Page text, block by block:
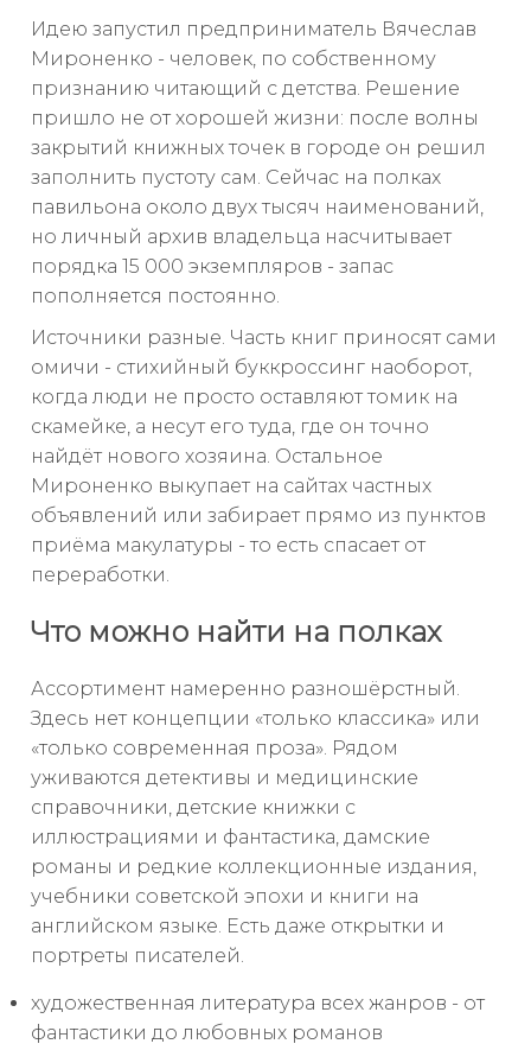
Идею запустил предприниматель Вячеслав
Мироненко - человек, по собственному
признанию читающий с детства. Решение
пришло не от хорошей жизни: после волны
закрытий книжных точек в городе он решил
заполнить пустоту сам. Сейчас на полках
павильона около двух тысяч наименований,
но личный архив владельца насчитывает
порядка 15 000 экземпляров - запас
пополняется постоянно.
Источники разные. Часть книг приносят сами
омичи - стихийный буккроссинг наоборот,
когда люди не просто оставляют томик на
скамейке, а несут его туда, где он точно
найдёт нового хозяина. Остальное
Мироненко выкупает на сайтах частных
объявлений или забирает прямо из пунктов
приёма макулатуры - то есть спасает от
переработки.
Что можно найти на полках
Ассортимент намеренно разношёрстный.
Здесь нет концепции «только классика» или
«только современная проза». Рядом
уживаются детективы и медицинские
справочники, детские книжки с
иллюстрациями и фантастика, дамские
романы и редкие коллекционные издания,
учебники советской эпохи и книги на
английском языке. Есть даже открытки и
портреты писателей.
художественная литература всех жанров - от
фантастики до любовных романов